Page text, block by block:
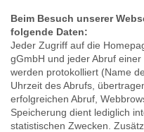
Beim Besuch unserer
folgende Daten:
Jeder Zugriff auf die
gGmbH und jeder Abruf
werden protokolliert (Name
Uhrzeit des Abrufs,
erfolgreichen Abruf,
Speicherung dient lediglich
statistischen Zwecken.